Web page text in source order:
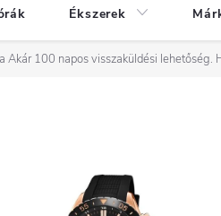
Ékszerek
Akár 100 napos visszaküldési lehetőség.